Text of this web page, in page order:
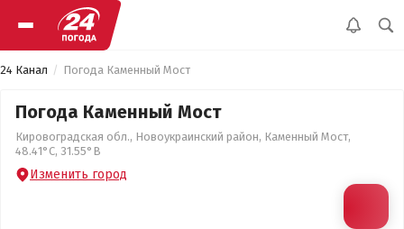
24 Канал Погода Каменный Мост
Погода Каменный Мост
Кировоградская обл., Новоукраинский район, Каменный Мост,
48.41°С, 31.55°В
Изменить город